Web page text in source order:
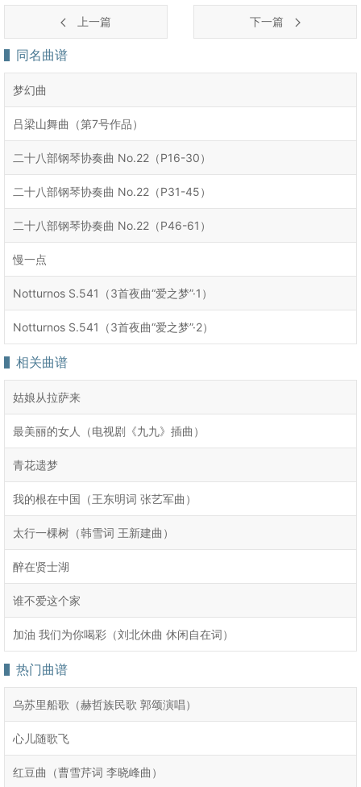
上一篇 下一篇
同名曲谱
梦幻曲
吕梁山舞曲（第7号作品）
二十八部钢琴协奏曲 No.22（P16-30）
二十八部钢琴协奏曲 No.22（P31-45）
二十八部钢琴协奏曲 No.22（P46-61）
慢一点
Notturnos S.541（3首夜曲“爱之梦”·1）
Notturnos S.541（3首夜曲“爱之梦”·2）
相关曲谱
姑娘从拉萨来
最美丽的女人（电视剧《九九》插曲）
青花遗梦
我的根在中国（王东明词 张艺军曲）
太行一棵树（韩雪词 王新建曲）
醉在贤士湖
谁不爱这个家
加油 我们为你喝彩（刘北休曲 休闲自在词）
热门曲谱
乌苏里船歌（赫哲族民歌 郭颂演唱）
心儿随歌飞
红豆曲（曹雪芹词 李晓峰曲）